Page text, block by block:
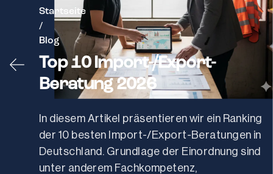
Startseite
/
Blog
Top 10 Import-/Export-
Beratung 2026
In diesem Artikel präsentieren wir ein Ranking
der 10 besten Import-/Export-Beratungen in
Deutschland. Grundlage der Einordnung sind
unter anderem Fachkompetenz,